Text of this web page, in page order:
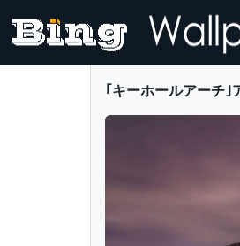
｢キーホールアーチ